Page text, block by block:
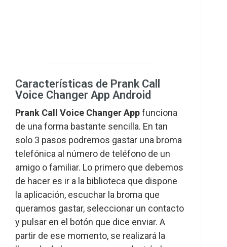
Características de Prank Call
Voice Changer App Android
Prank Call Voice Changer Appfunciona
de una forma bastante sencilla. En tan
solo 3 pasos podremos gastar una broma
telefónica al número de teléfono de un
amigo o familiar. Lo primero que debemos
de hacer es ir a la biblioteca que dispone
la aplicación, escuchar la broma que
queramos gastar, seleccionar un contacto
y pulsar en el botón que dice enviar. A
partir de ese momento, se realizará la